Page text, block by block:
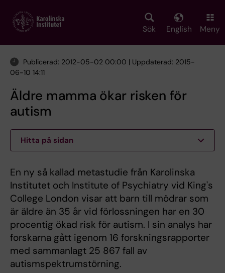
main
Sök English Meny
Publicerad: 2012-05-02 00:00 | Uppdaterad: 2015-
06-10 14:11
Äldre mamma ökar risken för
autism
Hitta på sidan
En ny så kallad metastudie från Karolinska
Institutet och Institute of Psychiatry vid King's
College London visar att barn till mödrar som
är äldre än 35 år vid förlossningen har en 30
procentig ökad risk för autism. I sin analys har
forskarna gått igenom 16 forskningsrapporter
med sammanlagt 25 867 fall av
autismspektrumstörning.